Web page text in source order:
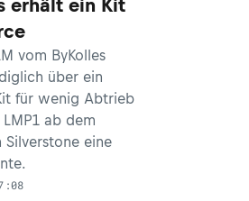
erhält ein Kit
vom ByKolles
über ein
für wenig Abtrieb
ab dem
Silverstone eine